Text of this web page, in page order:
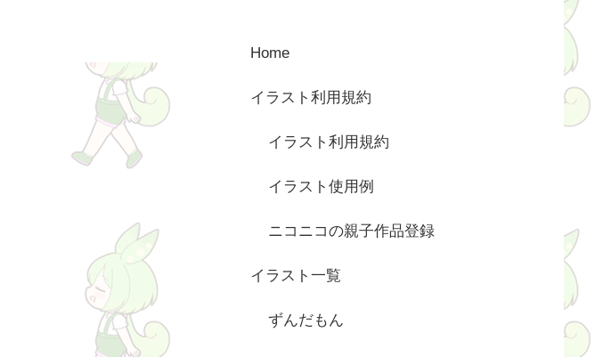
Home
イラスト利用規約
イラスト利用規約
イラスト使用例
ニコニコの親子作品登録
イラスト一覧
ずんだもん